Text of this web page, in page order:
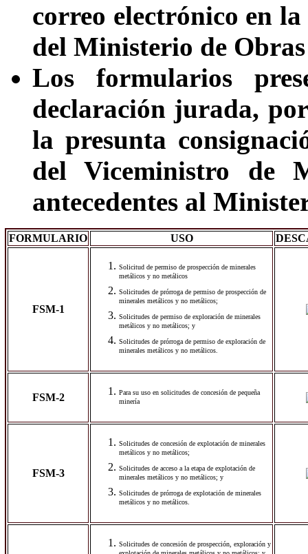
correo electrónico en
del Ministerio de
Los formularios
declaración jurada,
la presunta
del Viceministro de
antecedentes al
FORMULARIO USO
FSM-1
Solicitud de permiso de prospección de minerales
metálicos y no metálicos
Solicitudes de prórroga de permiso de prospección de
minerales metálicos y no metálicos;
Solicitudes de permiso de exploración de minerales
metálicos y no metálicos; y
Solicitudes de prórroga de permiso de exploración de
minerales metálicos y no metálicos.
FSM-2 Para su uso en solicitudes de concesión de pequeña
minería
FSM-3
Solicitudes de concesión de explotación de minerales
metálicos y no metálicos;
Solicitudes de acceso a la etapa de explotación de
minerales metálicos y no metálicos; y
Solicitudes de prórroga de explotación de minerales
metálicos y no metálicos.
Solicitudes de concesión de prospección, exploración y